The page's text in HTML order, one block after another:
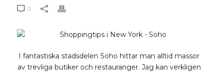
0
I fantastiska stadsdelen Soho hittar man alltid massor
av trevliga butiker och restauranger. Jag kan verkligen